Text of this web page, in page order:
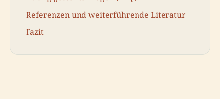
Referenzen und weiterführende Literatur
Fazit